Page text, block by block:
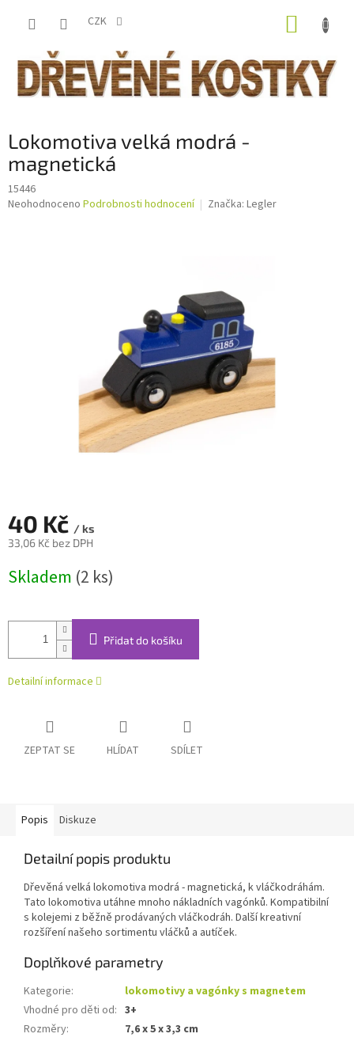
CZK
Lokomotiva velká modrá -
magnetická
15446
Průměrné
Neohodnoceno Podrobnosti hodnocení Značka: Legler
40 Kč / ks
33,06 Kč bez DPH
cena:
Skladem (2 ks)
Přidat do košíku
Detailní informace
ZEPTAT SE HLÍDAT SDÍLET
Popis Diskuze
Detailní popis produktu
Dřevěná velká lokomotiva modrá - magnetická, k vláčkodráhám.
Tato lokomotiva utáhne mnoho nákladních vagónků. Kompatibilní
s kolejemi z běžně prodávaných vláčkodráh. Další kreativní
rozšíření našeho sortimentu vláčků a autíček.
Doplňkové parametry
Kategorie:
lokomotivy a vagónky s magnetem
Vhodné pro děti od: 3+
Rozměry: 7,6 x 5 x 3,3 cm